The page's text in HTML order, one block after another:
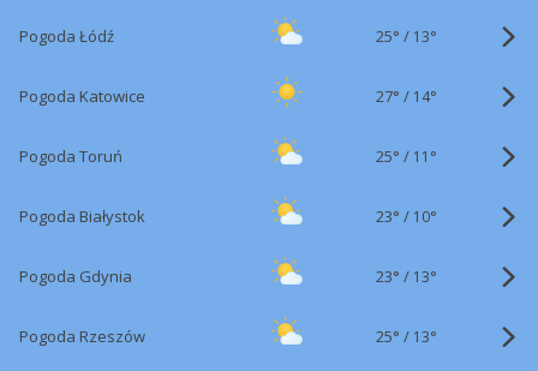
Pogoda Łódź 25° / 13°
Pogoda Katowice 27° / 14°
Pogoda Toruń 25° / 11°
Pogoda Białystok 23° / 10°
Pogoda Gdynia 23° / 13°
Pogoda Rzeszów 25° / 13°